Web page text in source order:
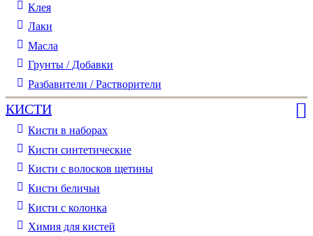
Клея
Лаки
Масла
Грунты / Добавки
Разбавители / Растворители
КИСТИ
Кисти в наборах
Кисти синтетические
Кисти с волосков щетины
Кисти беличьи
Кисти с колонка
Химия для кистей